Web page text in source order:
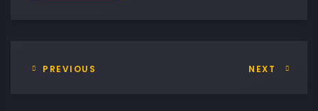
PREVIOUS NEXT